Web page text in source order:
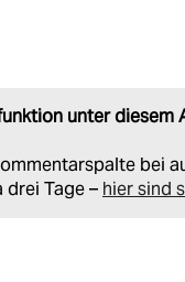
unter diesem
bei
Tage – hier sind